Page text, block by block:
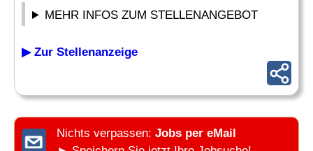
MEHR INFOS ZUM STELLENANGEBOT
▶ Zur Stellenanzeige
Nichts verpassen: Jobs per eMail